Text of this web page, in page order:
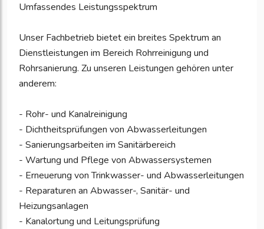
Umfassendes Leistungsspektrum
Unser Fachbetrieb bietet ein breites Spektrum an
Dienstleistungen im Bereich Rohrreinigung und
Rohrsanierung. Zu unseren Leistungen gehören unter
anderem:
- Rohr- und Kanalreinigung
- Dichtheitsprüfungen von Abwasserleitungen
- Sanierungsarbeiten im Sanitärbereich
- Wartung und Pflege von Abwassersystemen
- Erneuerung von Trinkwasser- und Abwasserleitungen
- Reparaturen an Abwasser-, Sanitär- und
Heizungsanlagen
- Kanalortung und Leitungsprüfung